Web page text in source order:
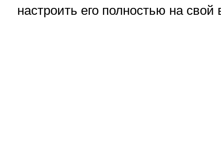
настроить его полностью на свой